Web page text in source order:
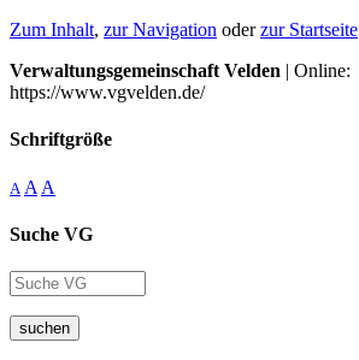
Zum Inhalt, zur Navigation oderzur Startseite
Verwaltungsgemeinschaft Velden | Online:
https://www.vgvelden.de/
Schriftgröße
A A A
Suche VG
suchen